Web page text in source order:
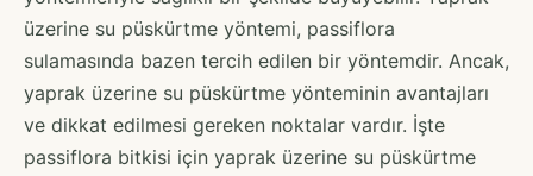
üzerine su püskürtme yöntemi, passiflora
sulamasında bazen tercih edilen bir yöntemdir. Ancak,
yaprak üzerine su püskürtme yönteminin avantajları
ve dikkat edilmesi gereken noktalar vardır. İşte
passiflora bitkisi için yaprak üzerine su püskürtme